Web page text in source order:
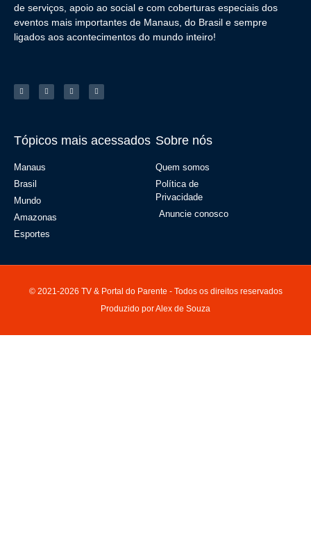
de serviços, apoio ao social e com coberturas especiais dos
eventos mais importantes de Manaus, do Brasil e sempre
ligados aos acontecimentos do mundo inteiro!
Tópicos mais acessados
Manaus
Brasil
Mundo
Amazonas
Esportes
Sobre nós
Quem somos
Política de
Privacidade
Anuncie conosco
© 2021-2026 TV & Portal do Parente - Todos os direitos reservados
Produzido por Alex de Souza